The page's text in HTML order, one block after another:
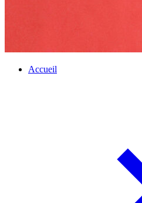
Accueil